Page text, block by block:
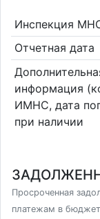
Инспекция
Отчетная дата
информация
ИМНС, дата
при наличии
Просроченная
платежам в